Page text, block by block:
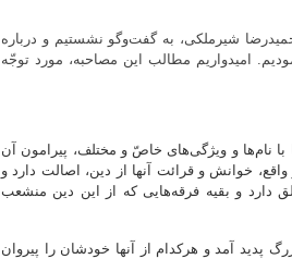
شیرملکی، به گفت‌وگو نشستیم و درباره
امیدواریم مطالب این مصاحبه، مورد توجّه
با نام‌ها و ویژگی‌های خاصّ و مختلف، پیرامون آن
خوانش و قرائت آنها از دین، اصالت دارد و
دارد و بقیه فرقه‌هایی که از این دین منشعب
پدید آمد و هرکدام از آنها خودشان را پیروان